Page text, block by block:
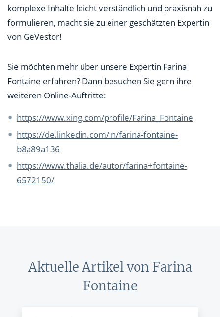
komplexe Inhalte leicht verständlich und praxisnah zu
formulieren, macht sie zu einer geschätzten Expertin
von GeVestor!
Sie möchten mehr über unsere Expertin Farina
Fontaine erfahren? Dann besuchen Sie gern ihre
weiteren Online-Auftritte:
https://www.xing.com/profile/Farina_Fontaine
https://de.linkedin.com/in/farina-fontaine-
b8a89a136
https://www.thalia.de/autor/farina+fontaine-
6572150/
Aktuelle Artikel von Farina
Fontaine